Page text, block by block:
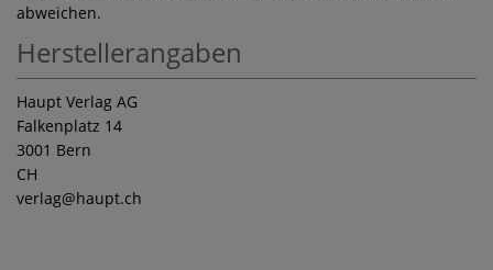
abweichen.
Herstellerangaben
Haupt Verlag AG
Falkenplatz 14
3001 Bern
CH
verlag@haupt.ch